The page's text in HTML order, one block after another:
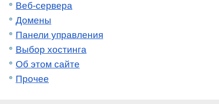
Веб-сервера
Домены
Панели управления
Выбор хостинга
Об этом сайте
Прочее